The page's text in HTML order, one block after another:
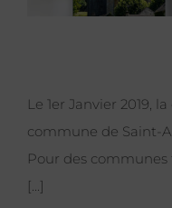
Le 1er Janvier 2019,
commune de Saint-
Pour des
[...]